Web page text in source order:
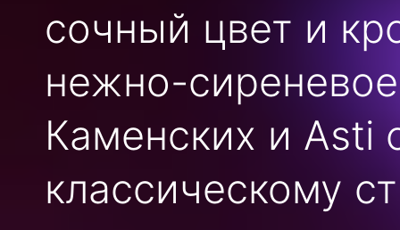
сочный цвет и
нежно-
Каменских и Asti
классическому